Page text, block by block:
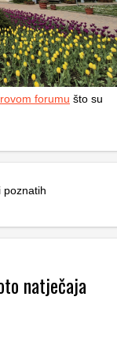
forumu što su
poznatih
natječaja